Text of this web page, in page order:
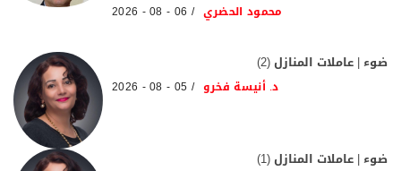
محمود الحضري 06 - 08 - 2026
ضوء | عاملات المنازل (2)
د. أنيسة فخرو 05 - 08 - 2026
ضوء | عاملات المنازل (1)